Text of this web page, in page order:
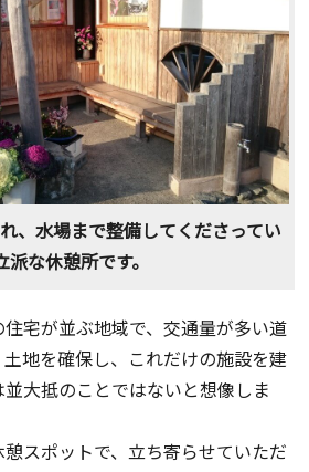
、水場まで整備してくださってい
派な休憩所です。
宅が並ぶ地域で、交通量が多い道
地を確保し、これだけの施設を建
大抵のことではないと想像しま
スポットで、立ち寄らせていただ